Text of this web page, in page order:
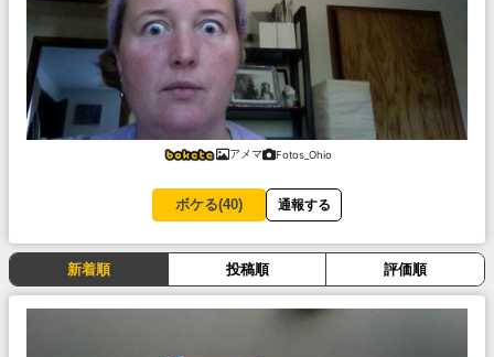
アメマ Fotos_Ohio
ボケる(40) 通報する
新着順 投稿順 評価順